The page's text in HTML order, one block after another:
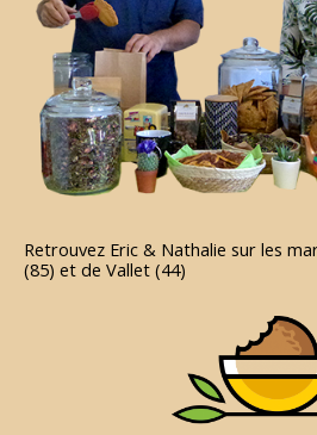
Retrouvez Eric & Nathalie sur les
(85) et de Vallet (44)